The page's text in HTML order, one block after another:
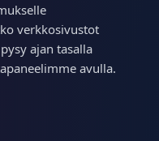
verkkosivustot
ajan tasalla
avulla.